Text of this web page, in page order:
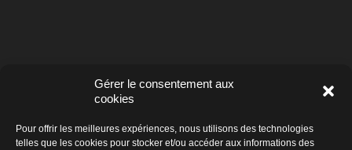
Gérer le consentement aux
cookies
Pour offrir les meilleures expériences, nous utilisons des technologies
telles que les cookies pour stocker et/ou accéder aux informations des